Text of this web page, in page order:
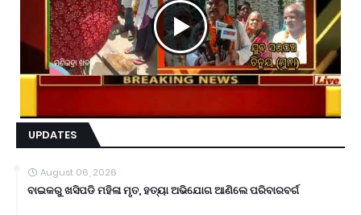
UPDATES
August 06, 2026
ବାଇକରୁ ଖସିପଡି ମହିଳା ମୃତ, ହତ୍ୟା ଅଭିଯୋଗ ଆଣିଲେ ପରିବାରବର୍ଗ